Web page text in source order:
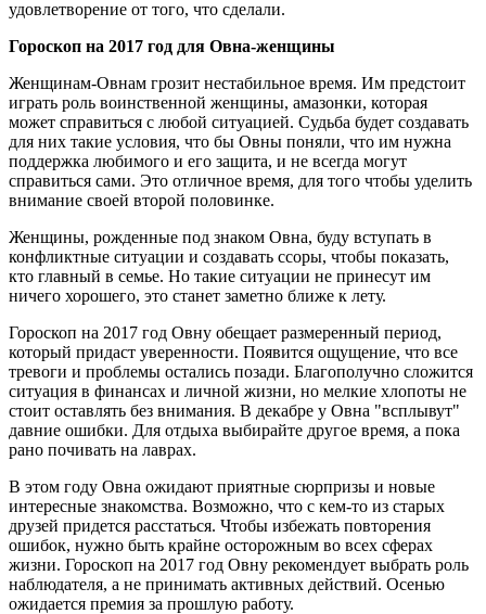
удовлетворение от того, что сделали.
Гороскоп на 2017 год для Овна-женщины
Женщинам-Овнам грозит нестабильное время. Им предстоит
играть роль воинственной женщины, амазонки, которая
может справиться с любой ситуацией. Судьба будет создавать
для них такие условия, что бы Овны поняли, что им нужна
поддержка любимого и его защита, и не всегда могут
справиться сами. Это отличное время, для того чтобы уделить
внимание своей второй половинке.
Женщины, рожденные под знаком Овна, буду вступать в
конфликтные ситуации и создавать ссоры, чтобы показать,
кто главный в семье. Но такие ситуации не принесут им
ничего хорошего, это станет заметно ближе к лету.
Гороскоп на 2017 год Овну обещает размеренный период,
который придаст уверенности. Появится ощущение, что все
тревоги и проблемы остались позади. Благополучно сложится
ситуация в финансах и личной жизни, но мелкие хлопоты не
стоит оставлять без внимания. В декабре у Овна "всплывут"
давние ошибки. Для отдыха выбирайте другое время, а пока
рано почивать на лаврах.
В этом году Овна ожидают приятные сюрпризы и новые
интересные знакомства. Возможно, что с кем-то из старых
друзей придется расстаться. Чтобы избежать повторения
ошибок, нужно быть крайне осторожным во всех сферах
жизни. Гороскоп на 2017 год Овну рекомендует выбрать роль
наблюдателя, а не принимать активных действий. Осенью
ожидается премия за прошлую работу.